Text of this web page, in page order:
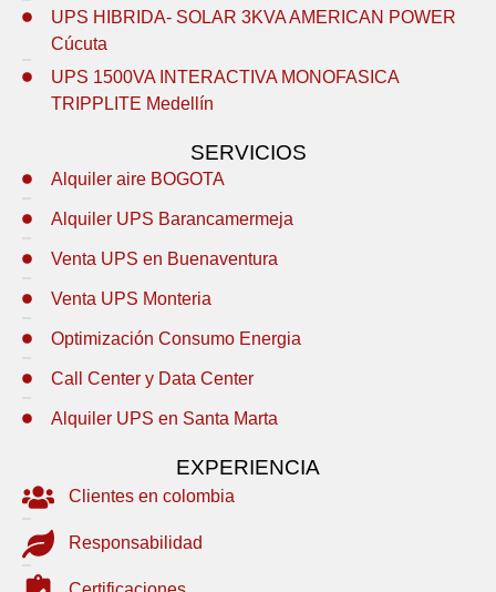
UPS HIBRIDA- SOLAR 3KVA AMERICAN POWER
Cúcuta
UPS 1500VA INTERACTIVA MONOFASICA
TRIPPLITE Medellín
SERVICIOS
Alquiler aire BOGOTA
Alquiler UPS Barancamermeja
Venta UPS en Buenaventura
Venta UPS Monteria
Optimización Consumo Energia
Call Center y Data Center
Alquiler UPS en Santa Marta
EXPERIENCIA
Clientes en colombia
Responsabilidad